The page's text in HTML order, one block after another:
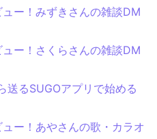
ー！みずきさんの雑談DM
ー！さくらさんの雑談DM
送るSUGOアプリで始める
ー！あやさんの歌・カラオ